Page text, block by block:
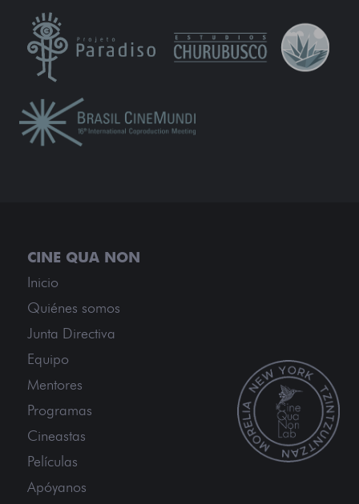
Inicio
Quiénes somos
Junta Directiva
Equipo
Mentores
Programas
Cineastas
Películas
Apóyanos